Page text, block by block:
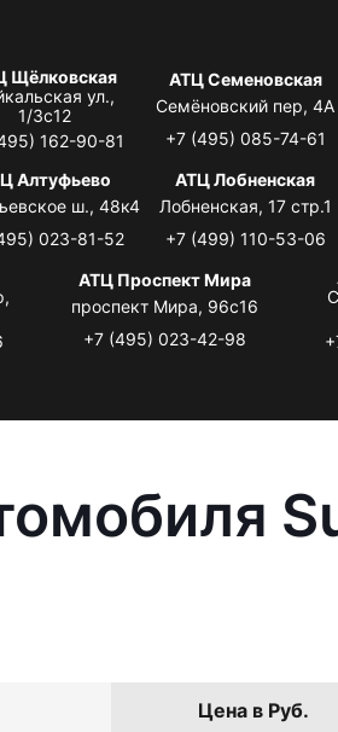
Щёлковская
ул.,
1/3с12
162-90-81
АТЦ Семеновская
Семёновский пер, 4А
+7 (495) 085-74-61
Алтуфьево
ш., 48к4
023-81-52
АТЦ Лобненская
Лобненская, 17 стр.1
+7 (499) 110-53-06
АТЦ Проспект Мира
проспект Мира, 96с16
+7 (495) 023-42-98
Цена в Руб.